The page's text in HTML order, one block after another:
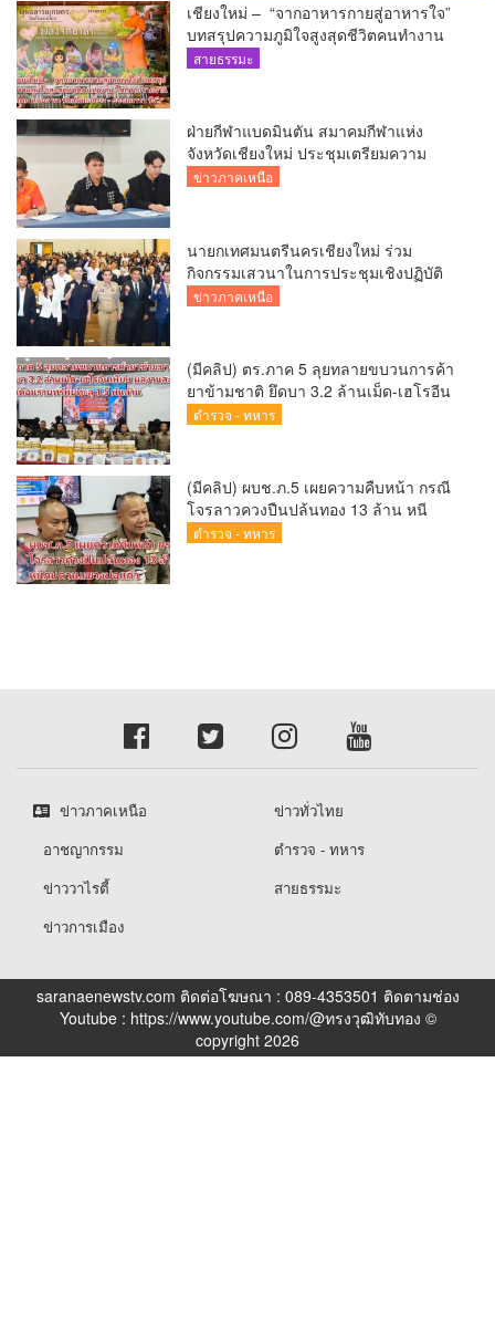
เชียงใหม่ – “จากอาหารกายสู่อาหารใจ”
บทสรุปความภูมิใจสูงสุดชีวิตคนทำงาน
ได้ถวายรายงาน “โคก หนอง นา วัดสันมะ
สายธรรมะ
ฝ่ายกีฬาแบดมินตัน สมาคมกีฬาแห่ง
จังหวัดเชียงใหม่ ประชุมเตรียมความ
พร้อมคัดเลือกนักกีฬาเยาวชน ยุวชน และ
ข่าวภาคเหนือ
นายกเทศมนตรีนครเชียงใหม่ ร่วม
กิจกรรมเสวนาในการประชุมเชิงปฏิบัติ
การป้องกันการทุจริตเชิงรุก ขับเคลื่อน
ข่าวภาคเหนือ
(มีคลิป) ตร.ภาค 5 ลุยทลายขบวนการค้า
ยาข้ามชาติ ยึดบา 3.2 ล้านเม็ด-เฮโรอีน
เพียบ ผลงานสะสม 10 เดือนรวบทรัพย์
ตำรวจ - ทหาร
(มีคลิป) ผบช.ภ.5 เผยความคืบหน้า กรณี
โจรลาวควงปืนปล้นทอง 13 ล้าน หนี
กบดานแขวงบ่อแก้ว
ตำรวจ - ทหาร
ข่าวภาคเหนือ
ข่าวทั่วไทย
อาชญากรรม
ตำรวจ - ทหาร
ข่าววาไรตี้
สายธรรมะ
ข่าวการเมือง
saranaenewstv.com ติดต่อโฆษณา : 089-4353501 ติดตามช่อง
Youtube : https://www.youtube.com/@ทรงวุฒิทับทอง ©
copyright 2026